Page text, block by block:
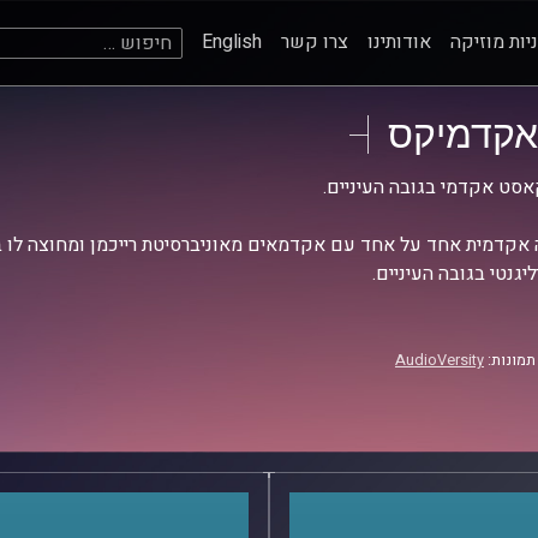
מוזיקה אודותינו צרו קשר English חיפוש:
אקדמיקס
אקדמי בגובה העיניים.
אקדמית אחד על אחד עם אקדמאים מאוניברסיטת רייכמן ומחוצה לו
בגובה העיניים.
AudioVersity